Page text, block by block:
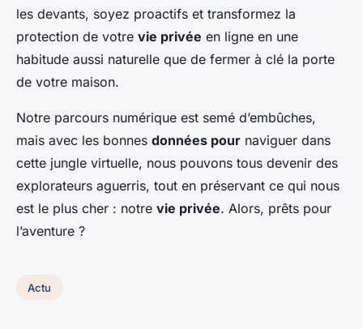
les devants, soyez proactifs et transformez la
protection de votre vie privée en ligne en une
habitude aussi naturelle que de fermer à clé la porte
de votre maison.
Notre parcours numérique est semé d’embûches,
mais avec les bonnes données pour naviguer dans
cette jungle virtuelle, nous pouvons tous devenir des
explorateurs aguerris, tout en préservant ce qui nous
est le plus cher : notre vie privée. Alors, prêts pour
l’aventure ?
Actu